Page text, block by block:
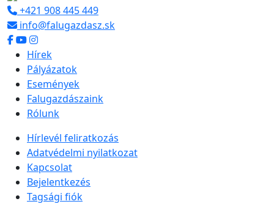
+421 908 445 449
info@falugazdasz.sk
Hírek
Pályázatok
Események
Falugazdászaink
Rólunk
Hírlevél feliratkozás
Adatvédelmi nyilatkozat
Kapcsolat
Bejelentkezés
Tagsági fiók